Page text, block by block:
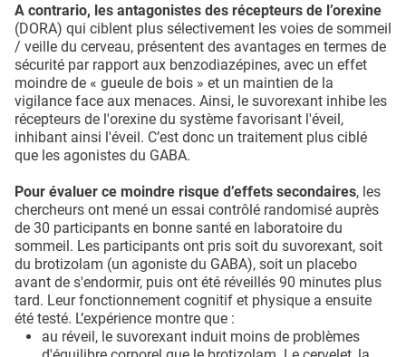
A contrario, les antagonistes des récepteurs de l’orexine
(DORA) qui ciblent plus sélectivement les voies de sommeil
/ veille du cerveau, présentent des avantages en termes de
sécurité par rapport aux benzodiazépines, avec un effet
moindre de « gueule de bois » et un maintien de la
vigilance face aux menaces. Ainsi, le suvorexant inhibe les
récepteurs de l'orexine du système favorisant l'éveil,
inhibant ainsi l'éveil. C’est donc un traitement plus ciblé
que les agonistes du GABA.
Pour évaluer ce moindre risque d’effets secondaires, les
chercheurs ont mené un essai contrôlé randomisé auprès
de 30 participants en bonne santé en laboratoire du
sommeil. Les participants ont pris soit du suvorexant, soit
du brotizolam (un agoniste du GABA), soit un placebo
avant de s'endormir, puis ont été réveillés 90 minutes plus
tard. Leur fonctionnement cognitif et physique a ensuite
été testé. L’expérience montre que :
au réveil, le suvorexant induit moins de problèmes